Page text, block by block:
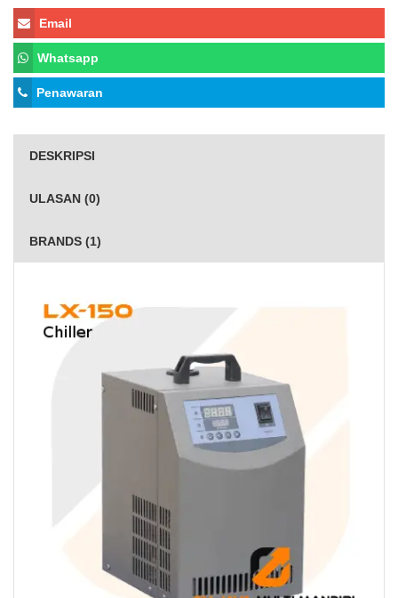
Email
Whatsapp
Penawaran
DESKRIPSI
ULASAN (0)
BRANDS (1)